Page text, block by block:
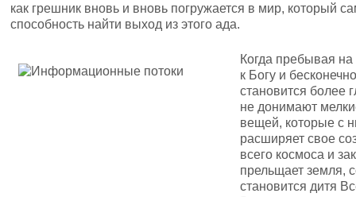
как грешник вновь и вновь погружается в мир, который
способность найти выход из этого ада.
Когда пребывая
к Богу и
становится более
не донимают
вещей, которые с
расширяет свое
всего космоса и
прельщает земля,
становится дитя